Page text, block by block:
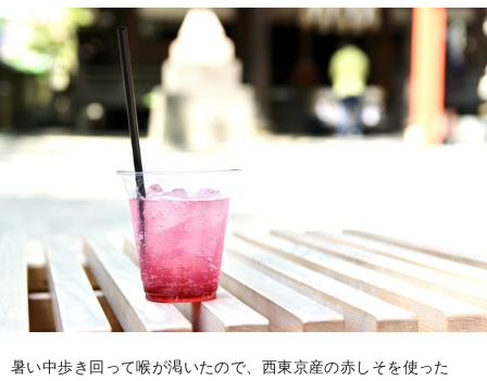
暑い中歩き回って喉が渇いたので、西東京産の赤しそを使った